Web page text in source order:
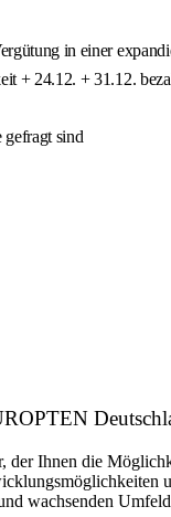
in einer
+ 24.12. + 31.12.
sind
Ihnen die
wachsenden